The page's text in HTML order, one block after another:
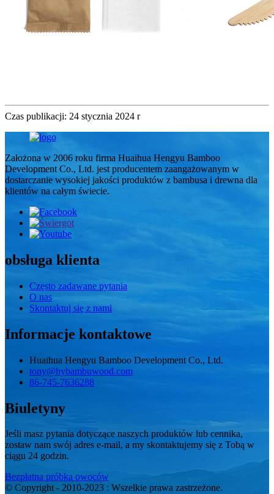
Czas publikacji: 24 stycznia 2024 r
Założona w 2006 roku firma Huaihua Hengyu Bamboo
Development Co., Ltd. jest producentem zaangażowanym w
dostarczanie wysokiej jakości produktów z bambusa i drewna dla
klientów na całym świecie.
obsługa klienta
Często zadawane pytania
O nas
Skontaktuj się z nami
Informacje kontaktowe
Huaihua Hengyu Bamboo Development Co., Ltd.
tony@hybambuwood.com
86-745-7636288
Biuletyny
Jeśli masz pytania dotyczące naszych produktów lub cennika,
zostaw nam swój adres e-mail, a my skontaktujemy się z Tobą w
ciągu 24 godzin.
Bezpłatna próbka owoców
© Copyright - 2010-2023 : Wszelkie prawa zastrzeżone.